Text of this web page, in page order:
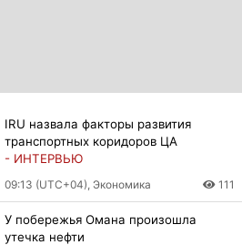
IRU назвала факторы развития
транспортных коридоров ЦА
- ИНТЕРВЬЮ
09:13 (UTC+04), Экономика 111
У побережья Омана произошла
утечка нефти